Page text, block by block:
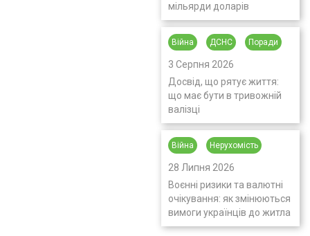
мільярди доларів
Війна ДСНС Поради
3 Серпня 2026
Досвід, що рятує життя:
що має бути в тривожній
валізці
Війна Нерухомість
28 Липня 2026
Воєнні ризики та валютні
очікування: як змінюються
вимоги українців до житла